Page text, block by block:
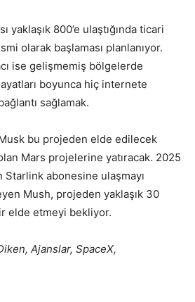
yaklaşık 800’e ulaştığında ticari
olarak başlaması planlanıyor.
ise gelişmemiş bölgelerde
boyunca hiç internete
sağlamak.
Musk bu projeden elde edilecek
Mars projelerine yatıracak. 2025
Starlink abonesine ulaşmayı
Mush, projeden yaklaşık 30
elde etmeyi bekliyor.
Ajanslar, SpaceX,